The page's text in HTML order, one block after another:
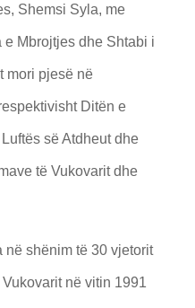
Shemsi Syla, me
Mbrojtjes dhe Shtabi i
mori pjesë në
Ditën e
së Atdheut dhe
të Vukovarit dhe
në shënim të 30 vjetorit
në vitin 1991